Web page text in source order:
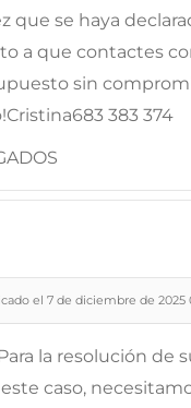
que se haya
a que contactes
sin
383 374
el 7 de diciembre de 2025
la resolución de
caso,